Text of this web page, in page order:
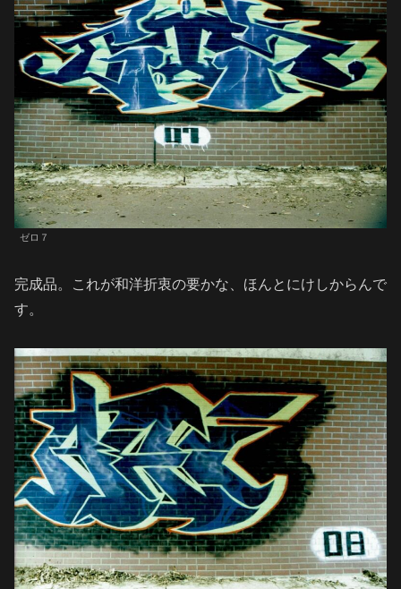
ゼロ７
完成品。これが和洋折衷の要かな、ほんとにけしからんで
す。